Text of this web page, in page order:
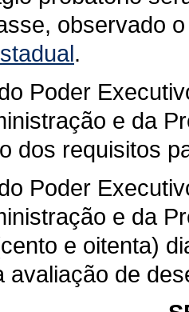
observado
.
Poder
e da
dos requisitos
Poder
e da
e oitenta)
avaliação de